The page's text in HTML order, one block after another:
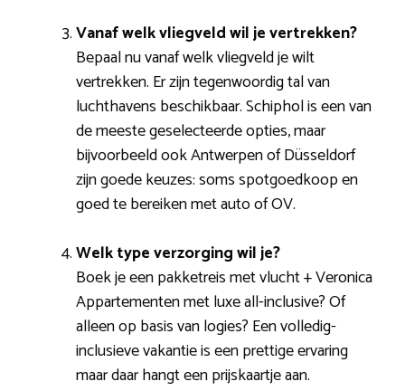
Vanaf welk vliegveld wil je vertrekken?
Bepaal nu vanaf welk vliegveld je wilt
vertrekken. Er zijn tegenwoordig tal van
luchthavens beschikbaar. Schiphol is een van
de meeste geselecteerde opties, maar
bijvoorbeeld ook Antwerpen of Düsseldorf
zijn goede keuzes: soms spotgoedkoop en
goed te bereiken met auto of OV.
Welk type verzorging wil je?
Boek je een pakketreis met vlucht + Veronica
Appartementen met luxe all-inclusive? Of
alleen op basis van logies? Een volledig-
inclusieve vakantie is een prettige ervaring
maar daar hangt een prijskaartje aan.